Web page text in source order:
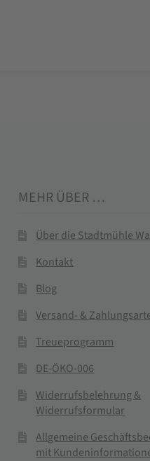
MEHR ÜBER …
Über die Stadtmühle
Kontakt
Blog
Versand- &
Treueprogramm
DE-ÖKO-006
Widerrufsbelehrung &
Widerrufsformular
Allgemeine
mit